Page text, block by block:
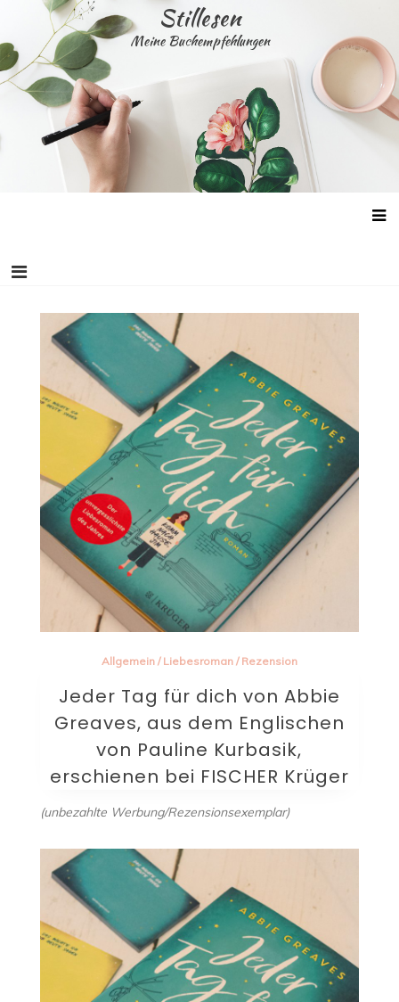
content
Stillesen
Meine Buchempfehlungen
Allgemein/ Liebesroman/ Rezension
Jeder Tag für dich von Abbie
Greaves, aus dem Englischen
von Pauline Kurbasik,
erschienen bei FISCHER Krüger
(unbezahlte Werbung/Rezensionsexemplar)